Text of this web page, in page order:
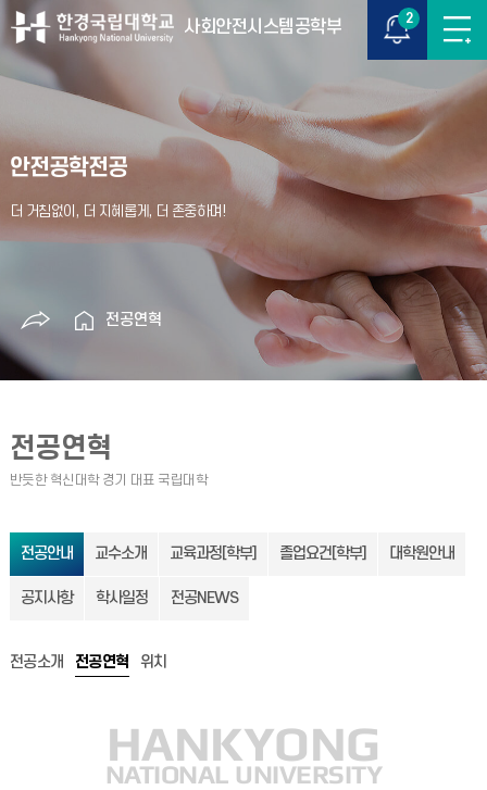
사회안전시스템공학부 2
안전공학전공
전공연혁
전공연혁
전공안내 교수소개 교육과정[학부] 졸업요건[학부] 대학원안내
공지사항 학사일정 전공NEWS
전공소개 전공연혁 위치
HANKYONG
NATIONAL UNIVERSITY